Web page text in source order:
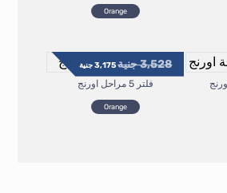
Orange
فلتر 5 مراحل اورنج
Orange
3,528جنية3,175جنية